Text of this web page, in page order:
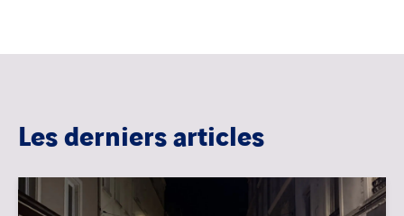
Les derniers articles